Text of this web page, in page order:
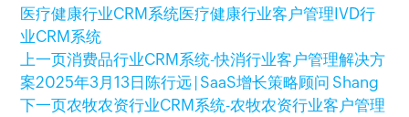
医疗健康行业CRM系统医疗健康行业客户管理IVD行
业CRM系统
上一页消费品行业CRM系统-快消行业客户管理解决方
案2025年3月13日 陈行远 | SaaS增长策略顾问 Shang
下一页农牧农资行业CRM系统-农牧农资行业客户管理